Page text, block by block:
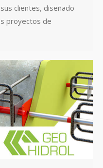
clientes, diseñado
proyectos de